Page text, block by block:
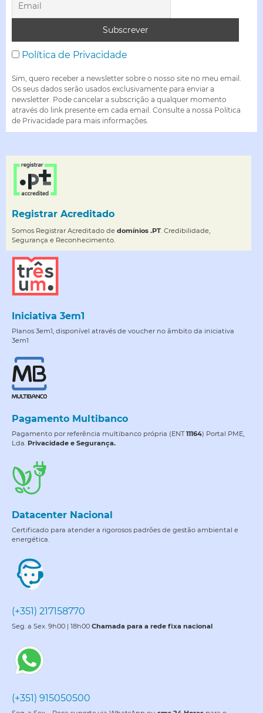
Política de Privacidade
Sim, quero receber a newsletter sobre o nosso site no meu email.
Os seus dados serão usados exclusivamente para enviar a
newsletter. Pode cancelar a subscrição a qualquer momento
através do link presente em cada email. Consulte a nossa Política
de Privacidade para mais informações.
Registrar Acreditado
Somos Registrar Acreditado de domínios .PT. Credibilidade,
Segurança e Reconhecimento.
Iniciativa 3em1
Planos 3em1, disponível através de voucher no âmbito da iniciativa
3em1
Pagamento Multibanco
Pagamento por referência multibanco própria (ENT11164) Portal PME,
Lda. Privacidade e Segurança.
Datacenter Nacional
Certificado para atender a rigorosos padrões de gestão ambiental e
energética.
(+351) 217158770
Seg. a Sex. 9h00 | 18h00 Chamada para a rede fixa nacional
(+351) 915050500